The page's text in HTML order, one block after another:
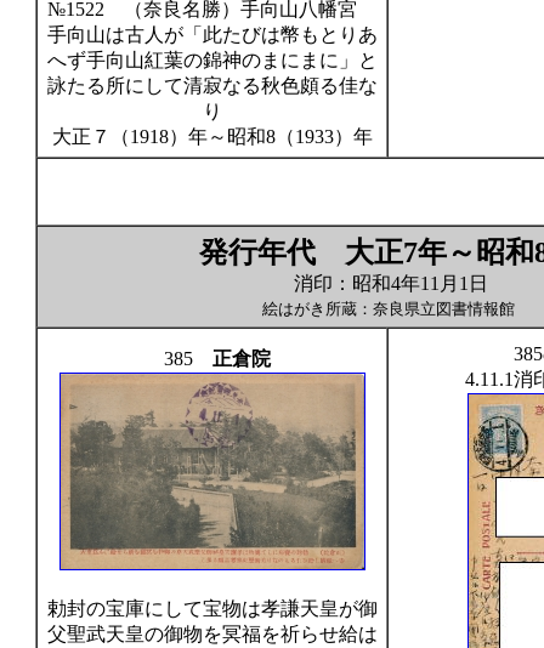
№1522 （奈良名勝）手向山八幡宮
手向山は古人が「此たびは幣もとりあ
へず手向山紅葉の錦神のまにまに」と
詠たる所にして清寂なる秋色頗る佳な
り
大正７（1918）年～昭和8（1933）年
発行年代 大正7年～昭和
消印：昭和4年11月1日
絵はがき所蔵：奈良県立図書情報館
385正倉院
勅封の宝庫にして宝物は孝謙天皇が御
父聖武天皇の御物を冥福を祈らせ給は
4.11.1